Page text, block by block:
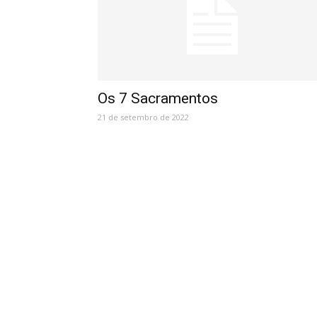
Os 7 Sacramentos
21 de setembro de 2022